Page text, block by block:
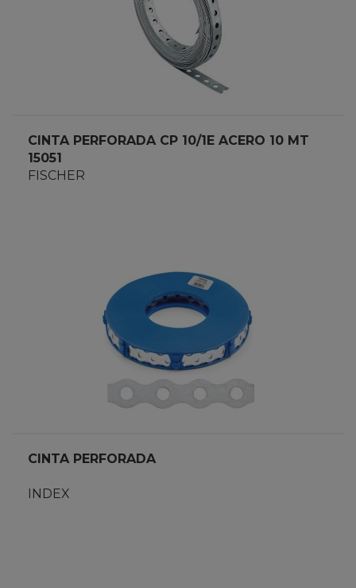
CINTA PERFORADA CP 10/1E ACERO 10 MT
15051
FISCHER
CINTA PERFORADA
INDEX